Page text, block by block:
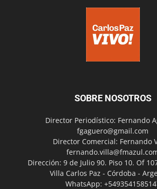
SOBRE NOSOTROS
Director Periodístico: Fernando
fgaguero@gmail.com
Director Comercial: Fernando
Dirección: 9 de Julio 90. Piso 10. Of
Villa Carlos Paz - Córdoba -
WhatsApp: